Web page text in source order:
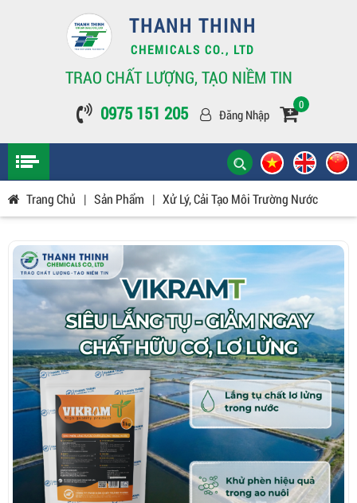
THANH THINH
CHEMICALS CO., LTD
TRAO CHẤT LƯỢNG, TẠO NIỀM TIN
0975 151 205
Đăng Nhập
0
Trang Chủ | Sản Phẩm | Xử Lý, Cải Tạo Môi Trường Nước